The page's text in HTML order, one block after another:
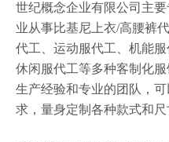
世纪概念企业有限公司主
业从事比基尼上衣/高腰裤
代工、运动服代工、机能
休闲服代工等多种客制化
生产经验和专业的团队，
求，量身定制各种款式和尺